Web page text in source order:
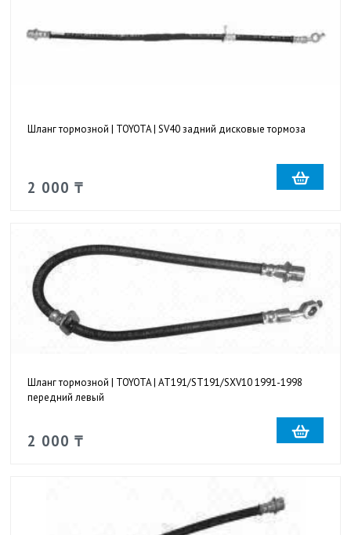
Шланг тормозной | TOYOTA | SV40 задний дисковые тормоза
2 000 ₸
Шланг тормозной | TOYOTA | AT191/ST191/SXV10 1991-1998
передний левый
2 000 ₸